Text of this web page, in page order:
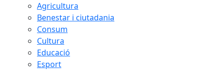
Agricultura
Benestar i ciutadania
Consum
Cultura
Educació
Esport